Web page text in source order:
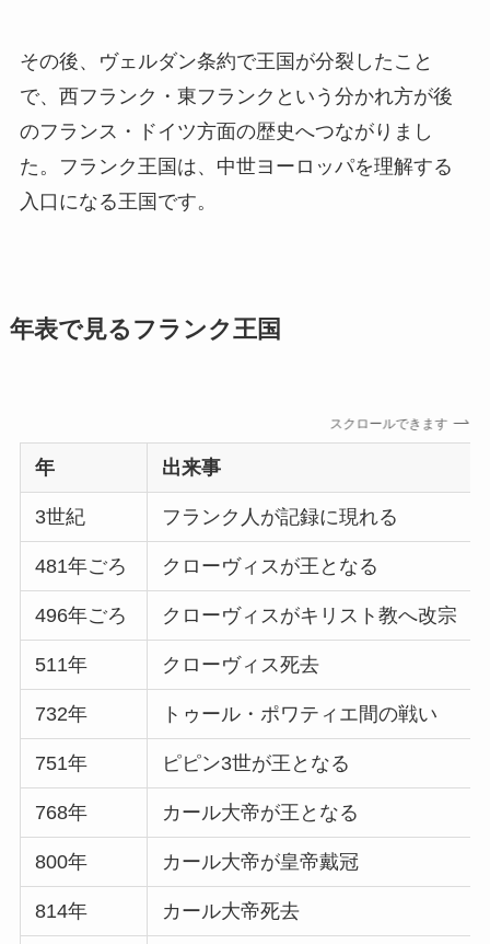
その後、ヴェルダン条約で王国が分裂したこと
で、西フランク・東フランクという分かれ方が後
のフランス・ドイツ方面の歴史へつながりまし
た。フランク王国は、中世ヨーロッパを理解する
入口になる王国です。
年表で見るフランク王国
スクロールできます
年 出来事
3世紀 フランク人が記録に現れる
481年ごろ クローヴィスが王となる
496年ごろ クローヴィスがキリスト教へ改宗
511年 クローヴィス死去
732年 トゥール・ポワティエ間の戦い
751年 ピピン3世が王となる
768年 カール大帝が王となる
800年 カール大帝が皇帝戴冠
814年 カール大帝死去